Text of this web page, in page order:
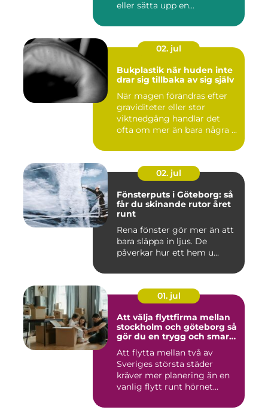
eller sätta upp en...
02. jul
Bukplastik när huden inte
drar sig tillbaka av sig själv
När magen förändras efter
graviditeter eller stor
viktnedgång handlar det
ofta om mer än bara några ...
02. jul
Fönsterputs i Göteborg: så
får du skinande rutor året
runt
Rena fönster gör mer än att
bara släppa in ljus. De
påverkar hur ett hem u...
01. jul
Att välja flyttfirma mellan
stockholm och göteborg så
gör du en trygg och smart
Att flytta mellan två av
Sveriges största städer
kräver mer planering än en
vanlig flytt runt hörnet...